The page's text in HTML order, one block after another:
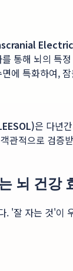
통해 뇌의 특
에 특화하여,
은 다년
관적으로 검증
뇌 건강
'잘 자는 것'